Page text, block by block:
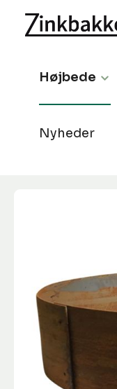
Højbede
Nyheder